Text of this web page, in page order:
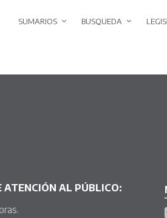
SUMARIOS BUSQUEDA
ATENCIÓN AL PÚBLICO: